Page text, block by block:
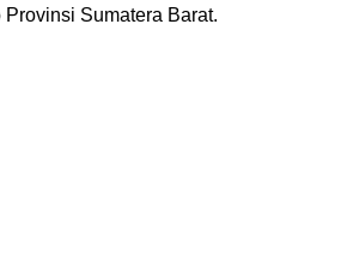
Sumatera Barat.